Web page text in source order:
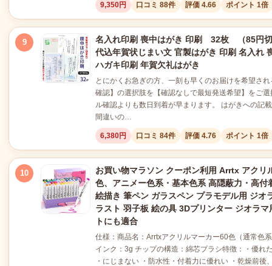
9,350円 口コミ 88件 評価 4.66 ポイント 1倍
9
名入れ印刷 喪中はがき 印刷 32枚 （85円
代込年賀状じまい文 官製はがき 印刷 名入れ
ハガキ印刷 年賀欠礼はがき
とにかくお急ぎの方、一刻も早くのお届けを希望さ
確認】の選択肢を【確認なしで最短発送希望】をご
ル確認よりも数日到着が早まります。 はがきへの記
間違いの…
6,380円 口コミ 84件 評価 4.76 ポイント 1倍
10
お買い物マラソン クーポン利用 Arrtx アクリ
色、アニメー色系・基本色系 高隠蔽力・高付
絵描き 筆ペン ガラスペン プラモデル用 ジオ
ラスト 羽子板 絵の具 3Dプリンター ジオラ
トにも適合
仕様：商品名：Arrtxアクリルマーカー60色（通常色
インク：3g チップの構造：綿芯ブラシ特徴：・優れ
・にじまない ・防水性・付着力に優れい ・乾燥前後